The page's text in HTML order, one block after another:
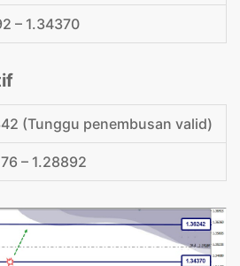
– 1.34370
(Tunggu penembusan valid)
– 1.28892